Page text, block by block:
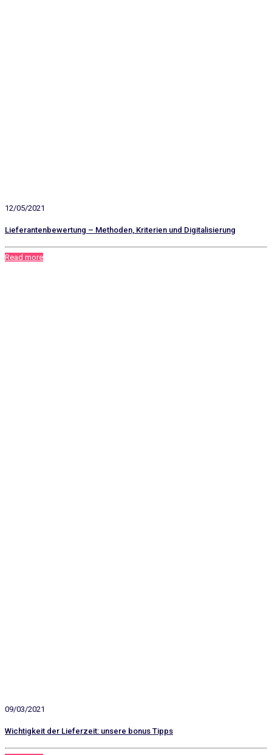
12/05/2021
Lieferantenbewertung – Methoden, Kriterien und Digitalisierung
Read more
09/03/2021
Wichtigkeit der Lieferzeit: unsere bonus Tipps